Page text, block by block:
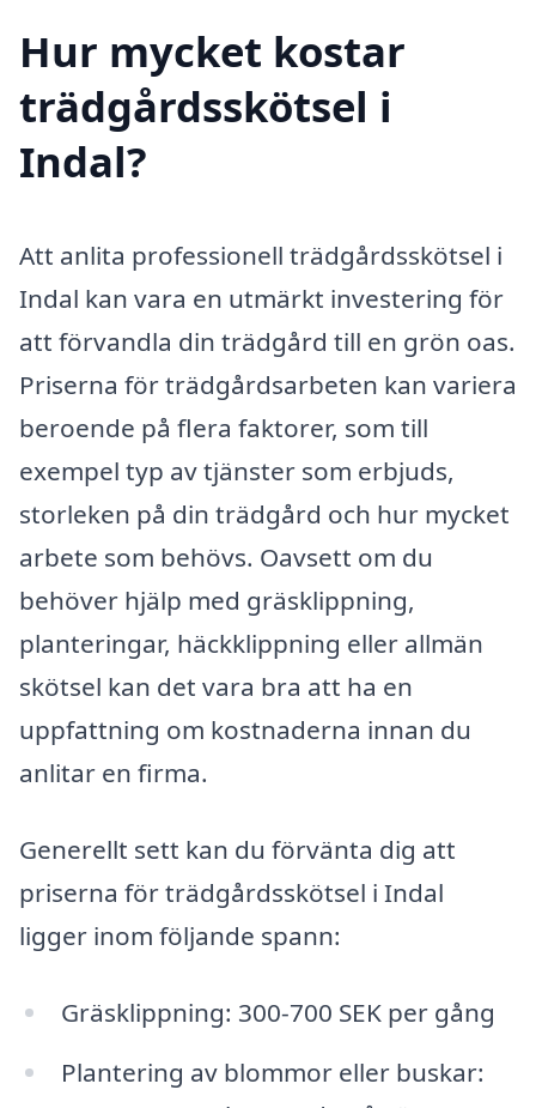
Hur mycket kostar
trädgårdsskötsel i
Indal?
Att anlita professionell trädgårdsskötsel i
Indal kan vara en utmärkt investering för
att förvandla din trädgård till en grön oas.
Priserna för trädgårdsarbeten kan variera
beroende på flera faktorer, som till
exempel typ av tjänster som erbjuds,
storleken på din trädgård och hur mycket
arbete som behövs. Oavsett om du
behöver hjälp med gräsklippning,
planteringar, häckklippning eller allmän
skötsel kan det vara bra att ha en
uppfattning om kostnaderna innan du
anlitar en firma.
Generellt sett kan du förvänta dig att
priserna för trädgårdsskötsel i Indal
ligger inom följande spann:
Gräsklippning: 300-700 SEK per gång
Plantering av blommor eller buskar: